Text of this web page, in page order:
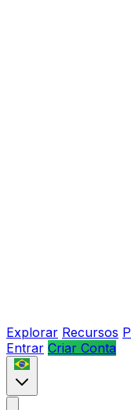
Explorar Recursos
Entrar Criar Conta